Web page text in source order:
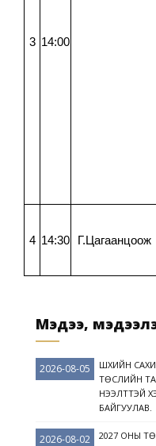
3 14:00
4 14:30 Г.Цагаанцоож
Мэдээ,
2026-08-05
ШҮҮХИЙН
ТӨСЛИЙН
НЭЭЛТТЭЙ
БАЙГУУЛАВ.
2026-08-02
2027 ОНЫ